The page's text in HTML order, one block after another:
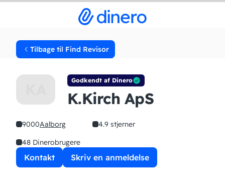
Tilbage til Find Revisor
Godkendt af Dinero
K.Kirch ApS
9000Aalborg
4.9 stjerner
48 Dinerobrugere
Kontakt Skriv en anmeldelse